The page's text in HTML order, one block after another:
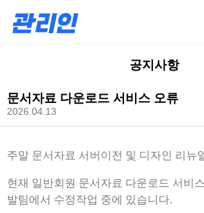
공지사항
문서자료 다운로드 서비스 오류
2026.04.13
주말 문서자료 서버이전 및 디자인 리뉴
현재 일반회원 문서자료 다운로드 서비
발팀에서 수정작업 중에 있습니다.